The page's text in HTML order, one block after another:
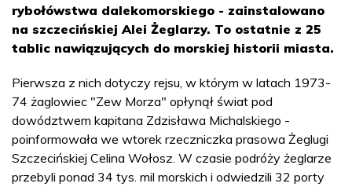
rybołówstwa dalekomorskiego - zainstalowano
na szczecińskiej Alei Żeglarzy. To ostatnie z 25
tablic nawiązujących do morskiej historii miasta.
Pierwsza z nich dotyczy rejsu, w którym w latach 1973-
74 żaglowiec "Zew Morza" opłynął świat pod
dowództwem kapitana Zdzisława Michalskiego -
poinformowała we wtorek rzeczniczka prasowa Żeglugi
Szczecińskiej Celina Wołosz. W czasie podróży żeglarze
przebyli ponad 34 tys. mil morskich i odwiedzili 32 porty